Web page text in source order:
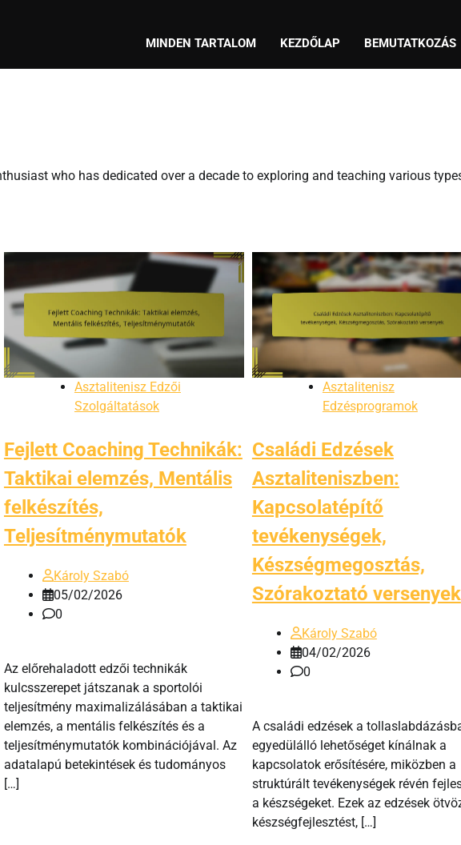
MINDEN TARTALOM KEZDŐLAP BEMUTATKOZÁS
who has dedicated over a decade to exploring and teaching various
Asztalitenisz Edzői
Szolgáltatások
Fejlett Coaching Technikák:
Taktikai elemzés, Mentális
felkészítés,
Teljesítménymutatók
Károly Szabó
05/02/2026
0
Az előrehaladott edzői technikák
kulcsszerepet játszanak a sportolói
teljesítmény maximalizálásában a taktikai
elemzés, a mentális felkészítés és a
teljesítménymutatók kombinációjával. Az
adatalapú betekintések és tudományos
[…]
Asztalitenisz
Edzésprogramok
Családi Edzések
Asztaliteniszben:
Kapcsolatépítő
tevékenységek,
Készségmegosztás,
Szórakoztató versenyek
Károly Szabó
04/02/2026
0
A családi edzések a
egyedülálló lehetőséget kínálnak a
kapcsolatok erősítésére, miközben a
struktúrált tevékenységek révén
a készségeket. Ezek az edzések
készségfejlesztést, […]